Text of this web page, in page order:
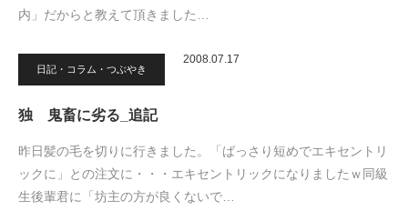
内」だからと教えて頂きました…
日記・コラム・つぶやき
2008.07.17
独 鬼畜に劣る_追記
昨日髪の毛を切りに行きました。「ばっさり短めでエキセントリ
ックに」との注文に・・・エキセントリックになりましたｗ同級
生後輩君に「坊主の方が良くないで…